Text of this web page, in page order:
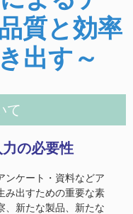
質と効率
出す～
て
の必要性
ンケート・資料などア
み出すための重要な素
、新たな製品、新たな